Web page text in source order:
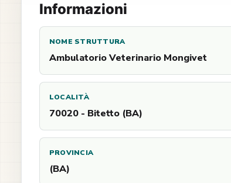
Informazioni
NOME STRUTTURA
Ambulatorio Veterinario Mongivet
LOCALITÀ
70020 - Bitetto (BA)
PROVINCIA
(BA)